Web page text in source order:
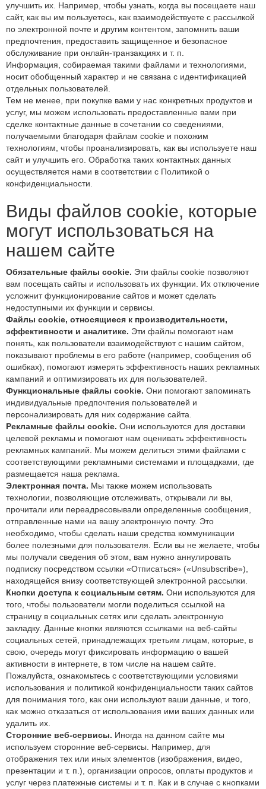
улучшить их. Например, чтобы узнать, когда вы посещаете наш
сайт, как вы им пользуетесь, как взаимодействуете с рассылкой
по электронной почте и другим контентом, запомнить ваши
предпочтения, предоставить защищенное и безопасное
обслуживание при онлайн-транзакциях и т. п.
Информация, собираемая такими файлами и технологиями,
носит обобщенный характер и не связана с идентификацией
отдельных пользователей.
Тем не менее, при покупке вами у нас конкретных продуктов и
услуг, мы можем использовать предоставленные вами при
сделке контактные данные в сочетании со сведениями,
получаемыми благодаря файлам cookie и похожим
технологиям, чтобы проанализировать, как вы используете наш
сайт и улучшить его. Обработка таких контактных данных
осуществляется нами в соответствии с Политикой о
конфиденциальности.
Виды файлов cookie, которые
могут использоваться на
нашем сайте
Обязательные файлы cookie. Эти файлы cookie позволяют
вам посещать сайты и использовать их функции. Их отключение
усложнит функционирование сайтов и может сделать
недоступными их функции и сервисы.
Файлы cookie, относящиеся к производительности,
эффективности и аналитике. Эти файлы помогают нам
понять, как пользователи взаимодействуют с нашим сайтом,
показывают проблемы в его работе (например, сообщения об
ошибках), помогают измерять эффективность наших рекламных
кампаний и оптимизировать их для пользователей.
Функциональные файлы cookie. Они помогают запоминать
индивидуальные предпочтения пользователей и
персонализировать для них содержание сайта.
Рекламные файлы cookie. Они используются для доставки
целевой рекламы и помогают нам оценивать эффективность
рекламных кампаний. Мы можем делиться этими файлами с
соответствующими рекламными системами и площадками, где
размещается наша реклама.
Электронная почта. Мы также можем использовать
технологии, позволяющие отслеживать, открывали ли вы,
прочитали или переадресовывали определенные сообщения,
отправленные нами на вашу электронную почту. Это
необходимо, чтобы сделать наши средства коммуникации
более полезными для пользователя. Если вы не желаете, чтобы
мы получали сведения об этом, вам нужно аннулировать
подписку посредством ссылки «Отписаться» («Unsubscribe»),
находящейся внизу соответствующей электронной рассылки.
Кнопки доступа к социальным сетям. Они используются для
того, чтобы пользователи могли поделиться ссылкой на
страницу в социальных сетях или сделать электронную
закладку. Данные кнопки являются ссылками на веб-сайты
социальных сетей, принадлежащих третьим лицам, которые, в
свою, очередь могут фиксировать информацию о вашей
активности в интернете, в том числе на нашем сайте.
Пожалуйста, ознакомьтесь с соответствующими условиями
использования и политикой конфиденциальности таких сайтов
для понимания того, как они используют ваши данные, и того,
как можно отказаться от использования ими ваших данных или
удалить их.
Сторонние веб-сервисы. Иногда на данном сайте мы
используем сторонние веб-сервисы. Например, для
отображения тех или иных элементов (изображения, видео,
презентации и т. п.), организации опросов, оплаты продуктов и
услуг через платежные системы и т. п. Как и в случае с кнопками